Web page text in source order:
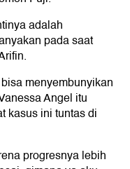
adalah
pada saat
menyembunyikan
Angel itu
kasus ini tuntas di
progresnya lebih